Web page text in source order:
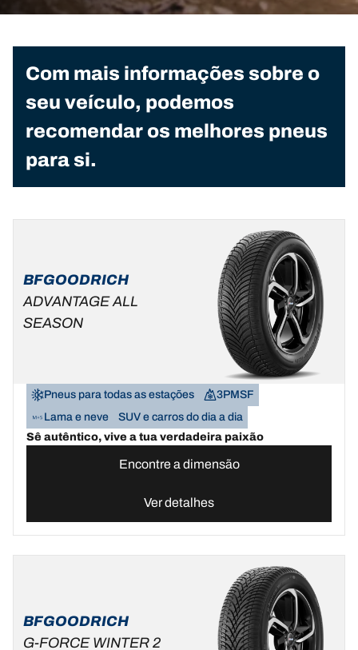
Com mais informações sobre o
seu veículo, podemos
recomendar os melhores pneus
para si.
BFGOODRICH
ADVANTAGE ALL
SEASON
Pneus para todas as estações
3PMSF
Lama e neve
SUV e carros do dia a dia
Sê autêntico, vive a tua verdadeira paixão
Encontre a dimensão
Ver detalhes
BFGOODRICH
G-FORCE WINTER 2